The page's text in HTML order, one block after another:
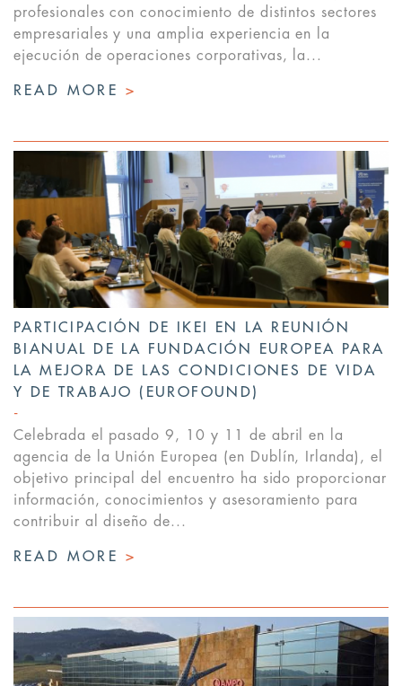
profesionales con conocimiento de distintos sectores
empresariales y una amplia experiencia en la
ejecución de operaciones corporativas, la...
READ MORE >
PARTICIPACIÓN DE IKEI EN LA REUNIÓN
BIANUAL DE LA FUNDACIÓN EUROPEA PARA
LA MEJORA DE LAS CONDICIONES DE VIDA
Y DE TRABAJO (EUROFOUND)
Celebrada el pasado 9, 10 y 11 de abril en la
agencia de la Unión Europea (en Dublín, Irlanda), el
objetivo principal del encuentro ha sido proporcionar
información, conocimientos y asesoramiento para
contribuir al diseño de...
READ MORE >